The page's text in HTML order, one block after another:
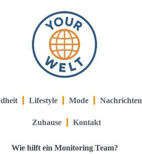
Lifestyle Mode Nachrichten
Zuhause Kontakt
Wie hilft ein Monitoring Team?